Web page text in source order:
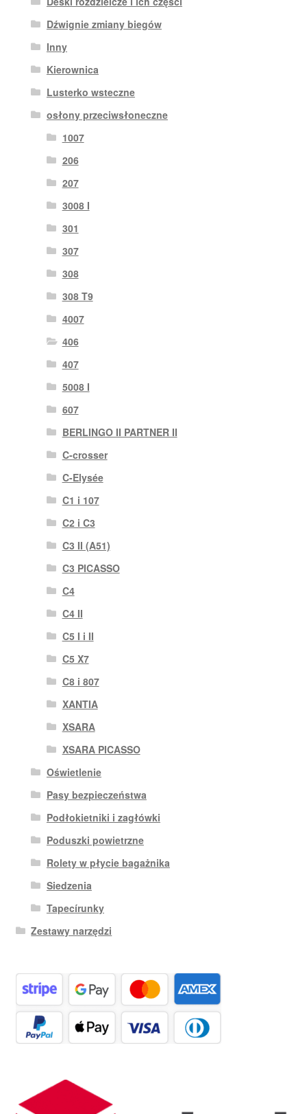
Dźwignie zmiany biegów
Inny
Kierownica
Lusterko wsteczne
osłony przeciwsłoneczne
1007
206
207
3008 I
301
307
308
308 T9
4007
406
407
5008 I
607
BERLINGO II PARTNER II
C-crosser
C-Elysée
C1 i 107
C2 i C3
C3 II (A51)
C3 PICASSO
C4
C4 II
C5 I i II
C5 X7
C8 i 807
XANTIA
XSARA
XSARA PICASSO
Oświetlenie
Pasy bezpieczeństwa
Podłokietniki i zagłówki
Poduszki powietrzne
Rolety w płycie bagażnika
Siedzenia
Tapecírunky
Zestawy narzędzi